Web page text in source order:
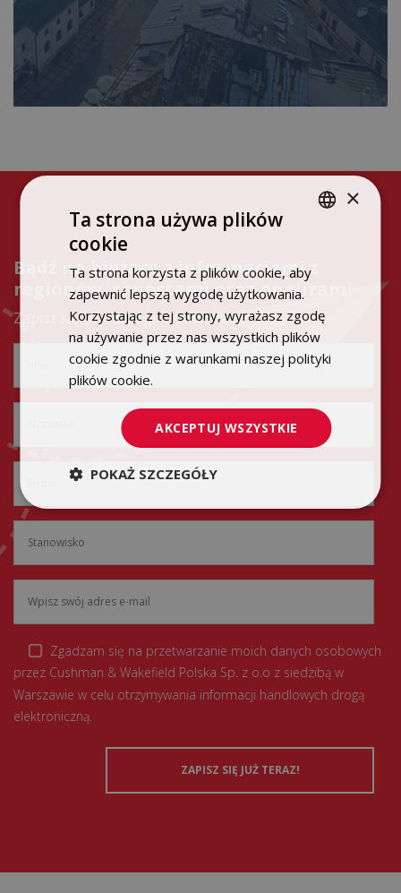
Bądź na bieżąco z informacjami z
regionów, raportami oraz analizami
Zapisz się do naszego newslettera!
Zgadzam się na przetwarzanie moich danych osobowych
przez Cushman & Wakefield Polska Sp. z o.o z siedzibą w
Warszawie w celu otrzymywania informacji handlowych drogą
elektroniczną.
ENGLISH
×
Ta strona używa plików
cookie
Ta strona korzysta z plików cookie, aby
zapewnić lepszą wygodę użytkowania.
Korzystając z tej strony, wyrażasz zgodę
na używanie przez nas wszystkich plików
cookie zgodnie z warunkami naszej polityki
plików cookie.
AKCEPTUJ WSZYSTKIE
POKAŻ SZCZEGÓŁY